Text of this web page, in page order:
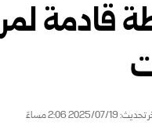
قادمة
2025/07/19 2:06 مساءً